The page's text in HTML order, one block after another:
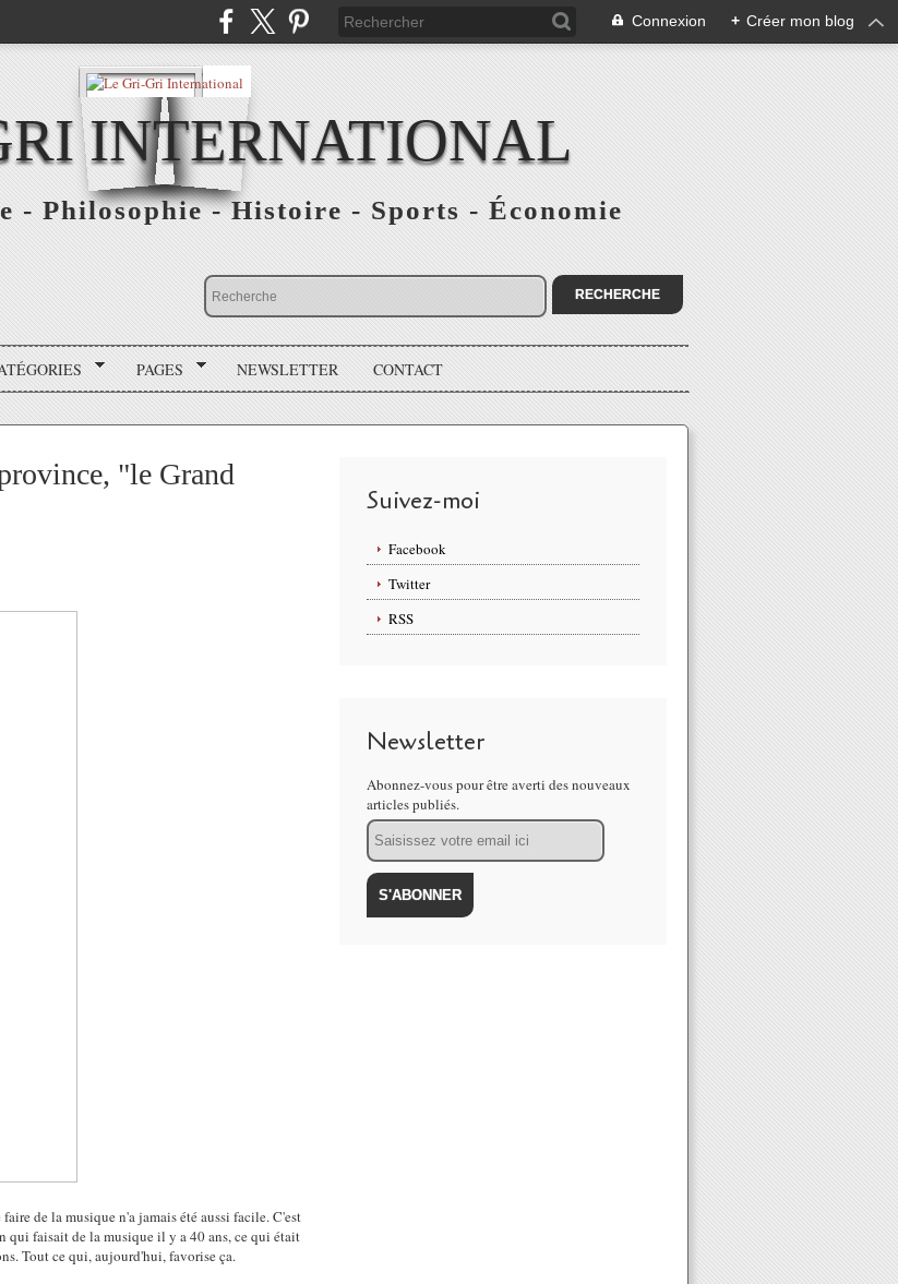
Connexion + Créer mon blog
INTERNATIONAL
Philosophie - Histoire - Sports - Économie
PAGES NEWSLETTER CONTACT
"le Grand
de la musique n'a jamais été aussi facile. C'est
qui faisait de la musique il y a 40 ans, ce qui était
Tout ce qui, aujourd'hui, favorise ça.
Suivez-moi
Facebook
Twitter
RSS
Newsletter
Abonnez-vous pour être averti des nouveaux
articles publiés.
Email